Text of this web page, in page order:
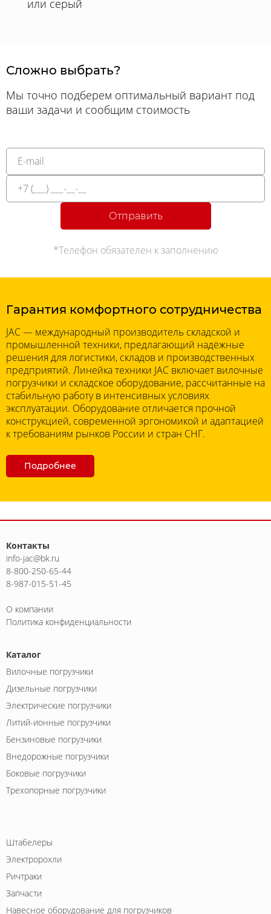
или серый
Сложно выбрать?
Мы точно подберем оптимальный вариант под
ваши задачи и сообщим стоимость
Отправить
*Телефон обязателен к заполнению
Гарантия комфортного сотрудничества
JAC — международный производитель складской и
промышленной техники, предлагающий надёжные
решения для логистики, складов и производственных
предприятий. Линейка техники JAC включает вилочные
погрузчики и складское оборудование, рассчитанные на
стабильную работу в интенсивных условиях
эксплуатации. Оборудование отличается прочной
конструкцией, современной эргономикой и адаптацией
к требованиям рынков России и стран СНГ.
Подробнее
Контакты
info-jac@bk.ru
8-800-250-65-44
8-987-015-51-45
О компании
Политика конфиденциальности
Каталог
Вилочные погрузчики
Дизельные погрузчики
Электрические погрузчики
Литий-ионные погрузчики
Бензиновые погрузчики
Внедорожные погрузчики
Боковые погрузчики
Трехопорные погрузчики
Штабелеры
Электророхли
Ричтраки
Запчасти
Навесное оборудование для погрузчиков